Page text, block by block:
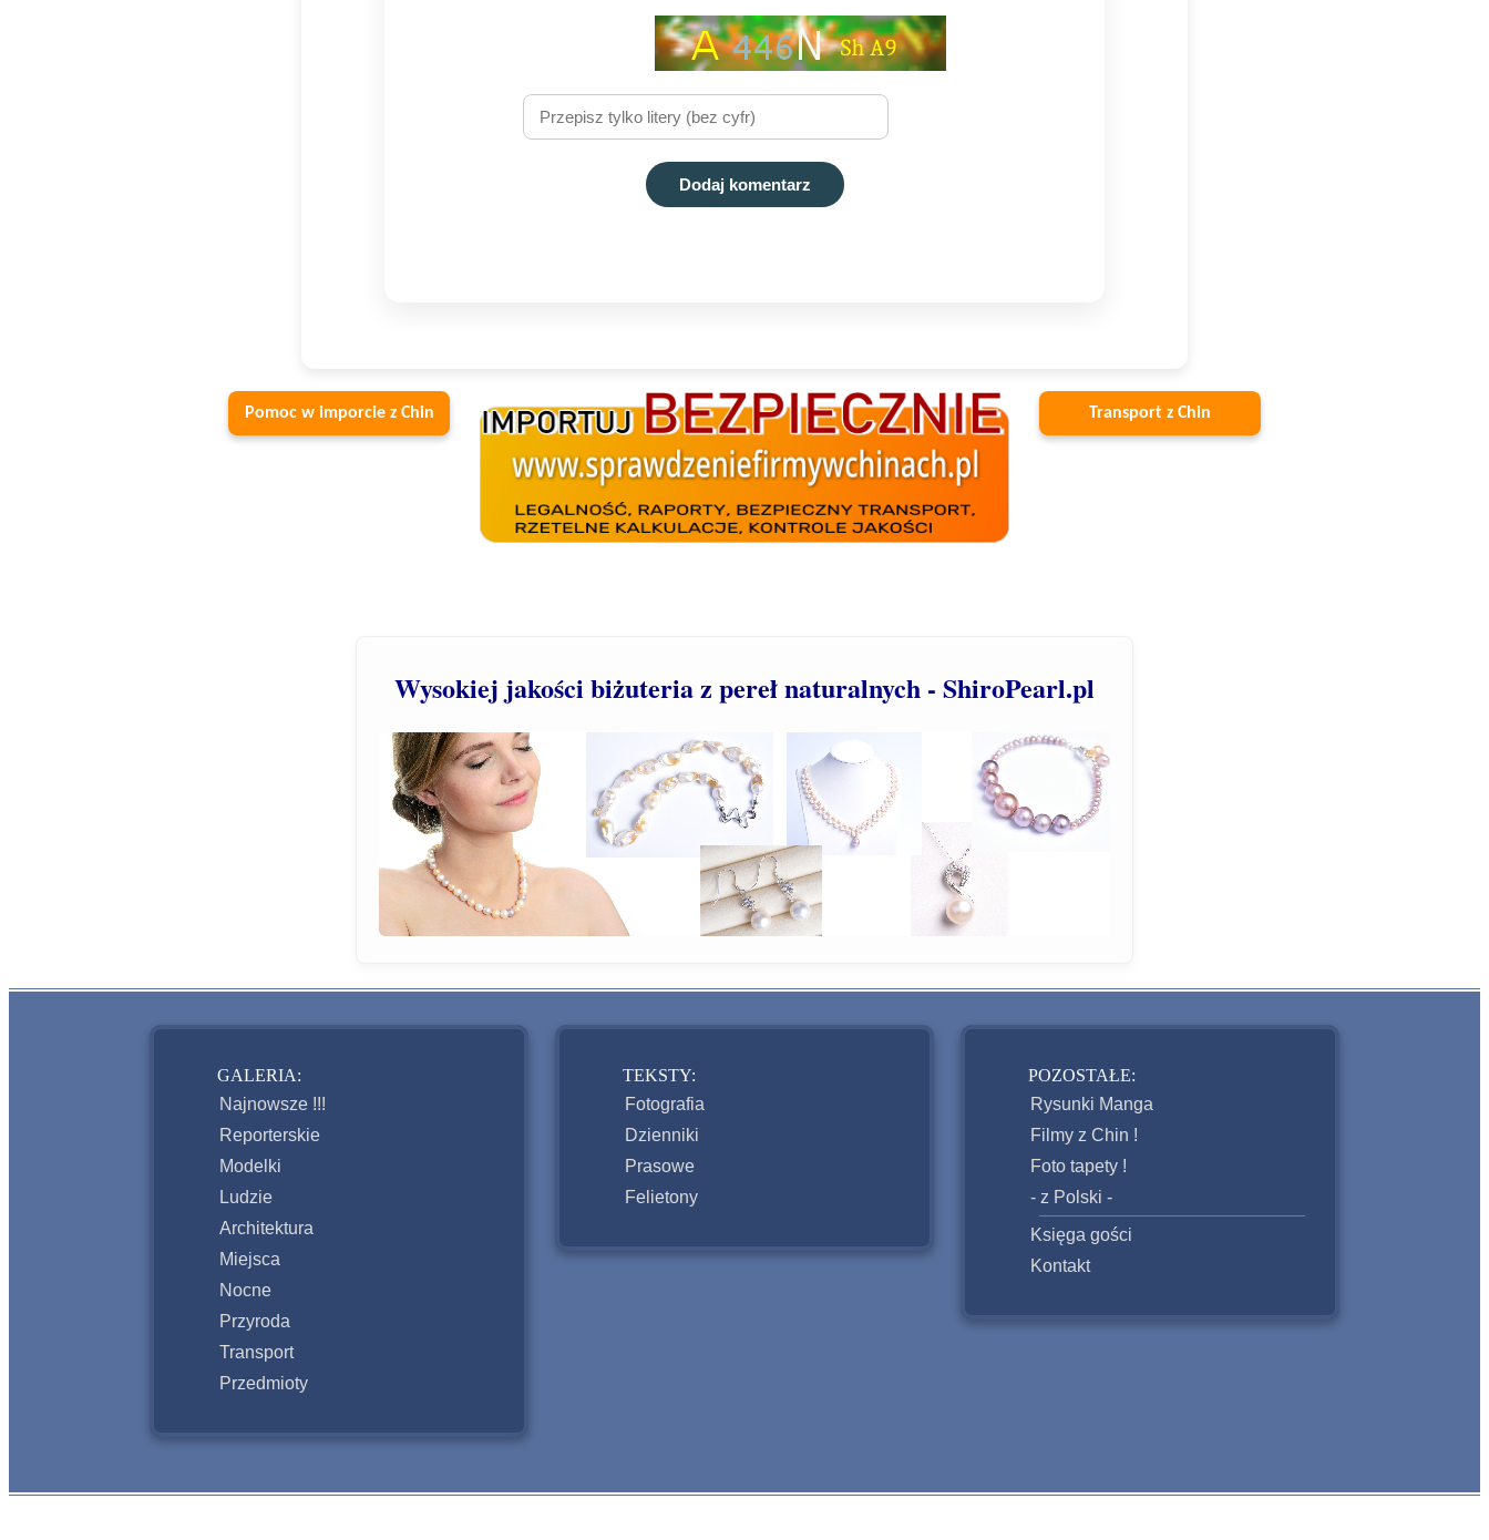
Dodaj komentarz
Pomoc w imporcie z Chin Transport z Chin
Wysokiej jakości biżuteria z pereł naturalnych - ShiroPearl.pl
GALERIA:
Najnowsze !!!
Reporterskie
Modelki
Ludzie
Architektura
Miejsca
Nocne
Przyroda
Transport
Przedmioty
TEKSTY:
Fotografia
Dzienniki
Prasowe
Felietony
POZOSTAŁE:
Rysunki Manga
Filmy z Chin !
Foto tapety !
- z Polski -
Księga gości
Kontakt